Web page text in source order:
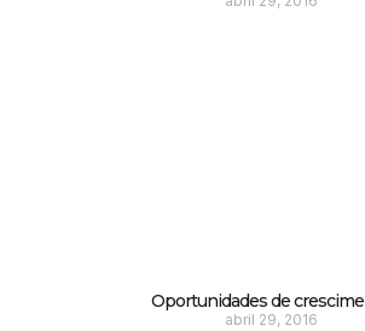
Oportunidades de
abril 29, 2016